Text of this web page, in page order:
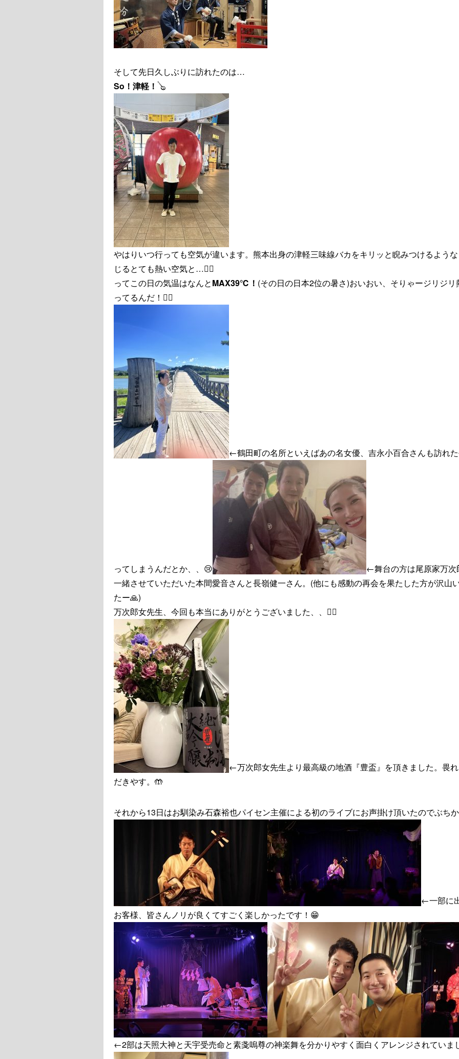
そして先日久しぶりに訪れたのは…
So！津軽！ 🪕
やはりいつ行っても空気が違います。熊本出身の津軽三味線バカをキリッと睨みつけるよう
じるとても熱い空気と…❤️‍🔥
ってこの日の気温はなんとMAX39℃！ (その日の日本2位の暑さ)おいおい、そりゃージリジ
ってるんだ！💁‍♂️
←鶴田町の名所といえばあの名女優、吉永小百合さんも訪れ
ってしまうんだとか、、😢
←舞台の方は尾原家万次
一緒させていただいた本間愛音さんと長嶺健一さん。(他にも感動の再会を果たした方が沢山
たー🙏)
万次郎女先生、今回も本当にありがとうございました、、🙇‍♂️
←万次郎女先生より最高級の地酒『豊盃』を頂きました。畏
だきやす。🤲
それから13日はお馴染み石森裕也パイセン主催による初のライブにお声掛け頂いたのでぶち
←一部に
お客様、皆さんノリが良くてすごく楽しかったです！😁
←2部は天照大神と天宇受売命と素戔嗚尊の神楽舞を分かりやすく面白くアレンジされていま